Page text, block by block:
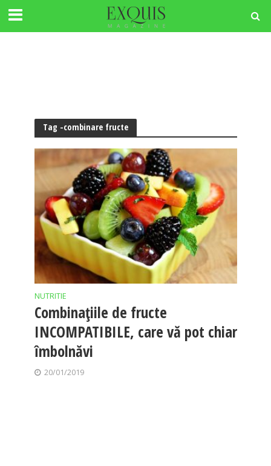
Tag -combinare fructe
NUTRITIE
Combinațiile de fructe
INCOMPATIBILE, care vă pot chiar
îmbolnăvi
20/01/2019